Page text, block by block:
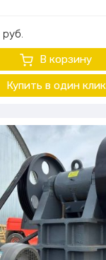
руб.
В корзину
Купить в один клик